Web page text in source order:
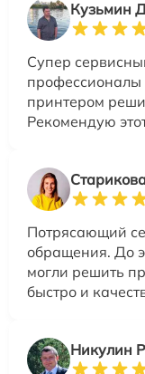
Кузьмин
Супер
профессионалы
принтером
Рекомендую
Потрясающий
обращения. До
могли решить
быстро и
Никулин